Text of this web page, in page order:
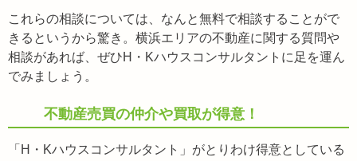
これらの相談については、なんと無料で相談することがで
きるというから驚き。横浜エリアの不動産に関する質問や
相談があれば、ぜひH・Kハウスコンサルタントに足を運ん
でみましょう。
不動産売買の仲介や買取が得意！
「H・Kハウスコンサルタント」がとりわけ得意としている